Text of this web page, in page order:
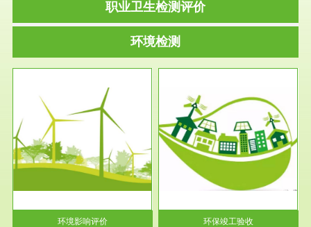
职业卫生检测评价
环境检测
环境影响评价
服务范围
环保竣工验收
根据《建设项目环境保护管理条
例》第十七条 编制环境影响报
告书、...
环保竣工验收